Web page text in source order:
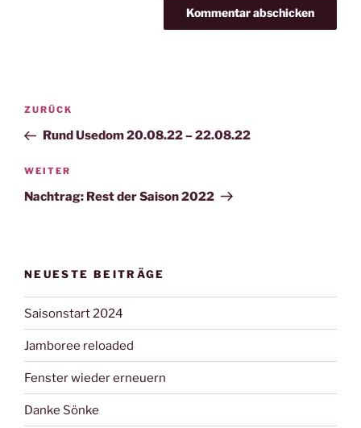
Beitragsnavigation
Vorheriger
Beitrag
ZURÜCK
Rund Usedom 20.08.22 – 22.08.22
Nächster
Beitrag
WEITER
Nachtrag: Rest der Saison 2022
NEUESTE BEITRÄGE
Saisonstart 2024
Jamboree reloaded
Fenster wieder erneuern
Danke Sönke